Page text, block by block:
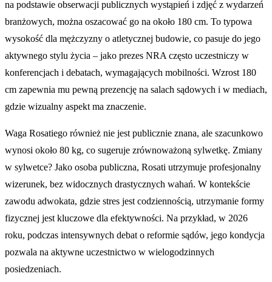
na podstawie obserwacji publicznych wystąpień i zdjęć z wydarzeń
branżowych, można oszacować go na około 180 cm. To typowa
wysokość dla mężczyzny o atletycznej budowie, co pasuje do jego
aktywnego stylu życia – jako prezes NRA często uczestniczy w
konferencjach i debatach, wymagających mobilności. Wzrost 180
cm zapewnia mu pewną prezencję na salach sądowych i w mediach,
gdzie wizualny aspekt ma znaczenie.
Waga Rosatiego również nie jest publicznie znana, ale szacunkowo
wynosi około 80 kg, co sugeruje zrównoważoną sylwetkę. Zmiany
w sylwetce? Jako osoba publiczna, Rosati utrzymuje profesjonalny
wizerunek, bez widocznych drastycznych wahań. W kontekście
zawodu adwokata, gdzie stres jest codziennością, utrzymanie formy
fizycznej jest kluczowe dla efektywności. Na przykład, w 2026
roku, podczas intensywnych debat o reformie sądów, jego kondycja
pozwala na aktywne uczestnictwo w wielogodzinnych
posiedzeniach.